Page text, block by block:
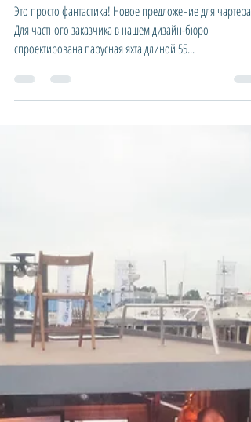
Oct 5, 2017
1 min read
Новость: Новое предложение для
чартера!